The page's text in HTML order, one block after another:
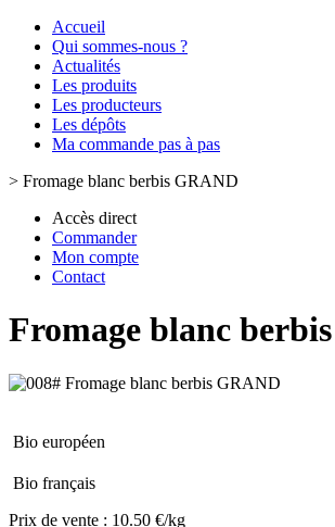
Accueil
Qui sommes-nous ?
Actualités
Les produits
Les producteurs
Les dépôts
Ma commande pas à pas
> Fromage blanc berbis GRAND
Accès direct
Commander
Mon compte
Contact
Fromage blanc
Bio européen
Bio français
Prix de vente : 10.50 €/kg